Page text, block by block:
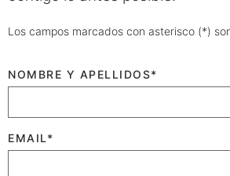
Los campos marcados con asterisco (*)
NOMBRE Y APELLIDOS*
EMAIL*